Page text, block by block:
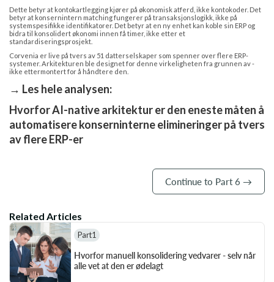
Dette betyr at kontokartlegging kjører på økonomisk atferd, ikke kontokoder. Det
betyr at konsernintern matching fungerer på transaksjonslogikk, ikke på
systemspesifikke identifikatorer. Det betyr at en ny enhet kan koble sin ERP og
bidra til konsolidert økonomi innen få timer, ikke etter et
standardiseringsprosjekt.
Corvenia er live på tvers av 51 datterselskaper som spenner over flere ERP-
systemer. Arkitekturen ble designet for denne virkeligheten fra grunnen av -
ikke ettermontert for å håndtere den.
→ Les hele analysen:
Hvorfor AI-native arkitektur er den eneste måten å
automatisere konserninterne elimineringer på tvers
av flere ERP-er
Continue to Part 6 →
Related Articles
Part1
Hvorfor manuell konsolidering vedvarer - selv når
alle vet at den er ødelagt